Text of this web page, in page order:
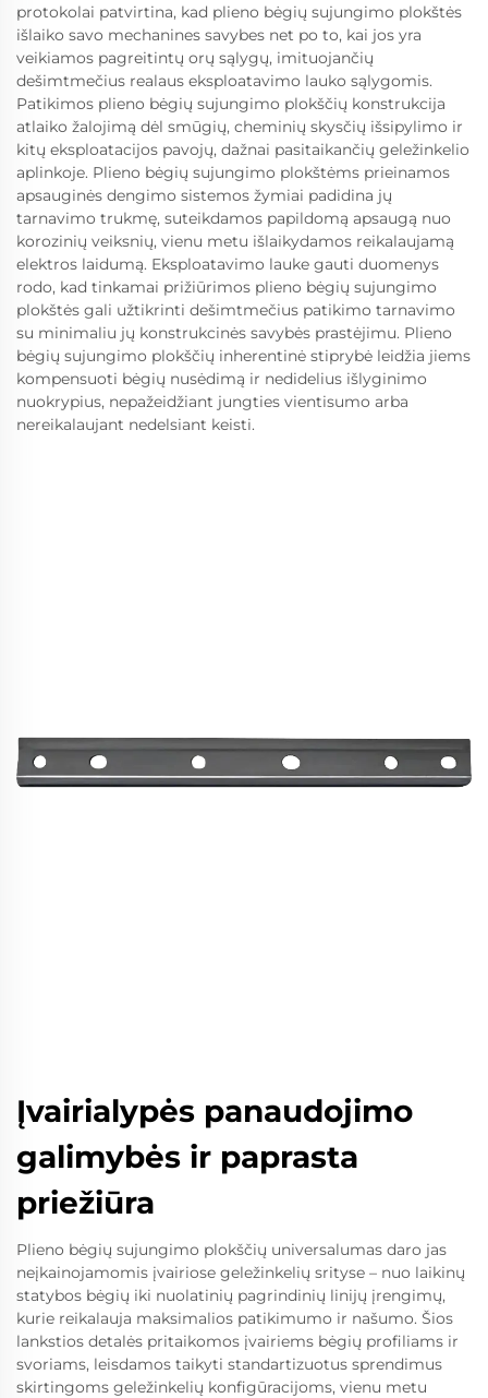
protokolai patvirtina, kad plieno bėgių sujungimo plokštės
išlaiko savo mechanines savybes net po to, kai jos yra
veikiamos pagreitintų orų sąlygų, imituojančių
dešimtmečius realaus eksploatavimo lauko sąlygomis.
Patikimos plieno bėgių sujungimo plokščių konstrukcija
atlaiko žalojimą dėl smūgių, cheminių skysčių išsipylimo ir
kitų eksploatacijos pavojų, dažnai pasitaikančių geležinkelio
aplinkoje. Plieno bėgių sujungimo plokštėms prieinamos
apsauginės dengimo sistemos žymiai padidina jų
tarnavimo trukmę, suteikdamos papildomą apsaugą nuo
korozinių veiksnių, vienu metu išlaikydamos reikalaujamą
elektros laidumą. Eksploatavimo lauke gauti duomenys
rodo, kad tinkamai prižiūrimos plieno bėgių sujungimo
plokštės gali užtikrinti dešimtmečius patikimo tarnavimo
su minimaliu jų konstrukcinės savybės prastėjimu. Plieno
bėgių sujungimo plokščių inherentinė stiprybė leidžia jiems
kompensuoti bėgių nusėdimą ir nedidelius išlyginimo
nuokrypius, nepažeidžiant jungties vientisumo arba
nereikalaujant nedelsiant keisti.
Įvairialypės panaudojimo
galimybės ir paprasta
priežiūra
Plieno bėgių sujungimo plokščių universalumas daro jas
neįkainojamomis įvairiose geležinkelių srityse – nuo laikinų
statybos bėgių iki nuolatinių pagrindinių linijų įrengimų,
kurie reikalauja maksimalios patikimumo ir našumo. Šios
lankstios detalės pritaikomos įvairiems bėgių profiliams ir
svoriams, leisdamos taikyti standartizuotus sprendimus
skirtingoms geležinkelių konfigūracijoms, vienu metu